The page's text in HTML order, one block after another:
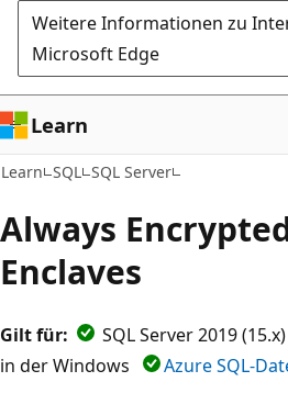
Weitere Informationen zu
Microsoft Edge
Learn
Learn SQL SQL Server
Always
Enclaves
Gilt für:
SQL Server 2019
in der Windows
Azure SQL-